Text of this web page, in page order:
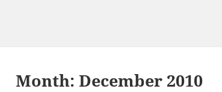
Month:December 2010